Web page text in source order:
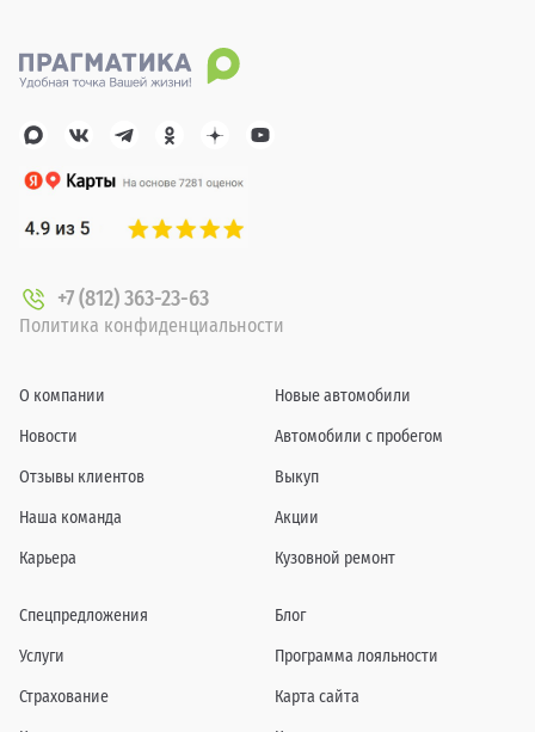
+7 (812) 363-23-63
Политика конфиденциальности
О компании
Новости
Отзывы клиентов
Наша команда
Карьера
Новые автомобили
Автомобили с пробегом
Выкуп
Акции
Кузовной ремонт
Спецпредложения
Услуги
Страхование
Блог
Программа лояльности
Карта сайта